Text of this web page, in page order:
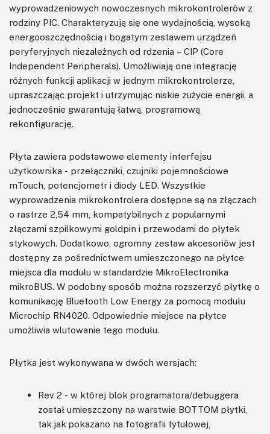
wyprowadzeniowych nowoczesnych mikrokontrolerów z
rodziny PIC. Charakteryzują się one wydajnością, wysoką
energooszczędnością i bogatym zestawem urządzeń
peryferyjnych niezależnych od rdzenia – CIP (Core
Independent Peripherals). Umożliwiają one integrację
różnych funkcji aplikacji w jednym mikrokontrolerze,
upraszczając projekt i utrzymując niskie zużycie energii, a
jednocześnie gwarantują łatwą, programową
rekonfigurację.
Płyta zawiera podstawowe elementy interfejsu
użytkownika - przełączniki, czujniki pojemnościowe
mTouch, potencjometr i diody LED. Wszystkie
wyprowadzenia mikrokontrolera dostępne są na złączach
o rastrze 2,54 mm, kompatybilnych z popularnymi
złączami szpilkowymi goldpin i przewodami do płytek
stykowych. Dodatkowo, ogromny zestaw akcesoriów jest
dostępny za pośrednictwem umieszczonego na płytce
miejsca dla modułu w standardzie MikroElectronika
mikroBUS. W podobny sposób można rozszerzyć płytkę o
komunikację Bluetooth Low Energy za pomocą modułu
Microchip RN4020. Odpowiednie miejsce na płytce
umożliwia wlutowanie tego modułu.
Płytka jest wykonywana w dwóch wersjach:
Rev 2 - w której blok programatora/debuggera
został umieszczony na warstwie BOTTOM płytki,
tak jak pokazano na fotografii tytułowej,